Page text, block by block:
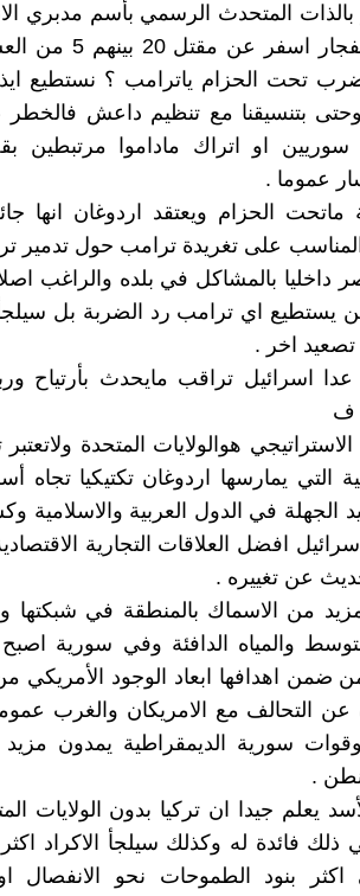
المتحدث الرسمي بأسم مدبري
!!؟؟ تفيد بأن
تحت الحزام ياترامب ؟ نستطيع
بتنسيقنا مع تنظيم داعش فالخطر
سوريين او اتراك ماداموا مرتبطين
عموما .
الحزام ويعتقد اردوغان انها
المناسب على تغريدة ترامب حول تدمير
داخليا بالمشاكل في بلده والراغب
يستطيع اي ترامب رد الضربة بل سيلجأ
اخر .
اسرائيل تراقب مايحدث بأرتياح
ف
هوالولايات المتحدة
التي يمارسها اردوغان تكتيكيا
الجهلة في الدول العربية والاسلامية
افضل العلاقات التجارية
عن تغييره .
من الاسماك بالمنطقة في شبكتها
والمياه الدافئة وفي سورية اصبح
ضمن اهدافها ابعاد الوجود الأمريكي
عن التحالف مع الامريكان والغرب
سورية الديمقراطية يمدون
.
يعلم جيدا ان تركيا بدون
فائدة له وكذلك سيلجأ الاكراد اكثر
اكثر بنود الطموحات نحو الانفصال